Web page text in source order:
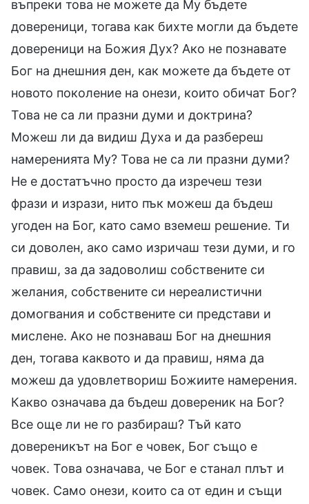
въпреки това не можете да Му бъдете
довереници, тогава как бихте могли да бъдете
довереници на Божия Дух? Ако не познавате
Бог на днешния ден, как можете да бъдете от
новото поколение на онези, които обичат Бог?
Това не са ли празни думи и доктрина?
Можеш ли да видиш Духа и да разбереш
намеренията Му? Това не са ли празни думи?
Не е достатъчно просто да изречеш тези
фрази и изрази, нито пък можеш да бъдеш
угоден на Бог, като само вземеш решение. Ти
си доволен, ако само изричаш тези думи, и го
правиш, за да задоволиш собствените си
желания, собствените си нереалистични
домогвания и собствените си представи и
мислене. Ако не познаваш Бог на днешния
ден, тогава каквото и да правиш, няма да
можеш да удовлетвориш Божиите намерения.
Какво означава да бъдеш довереник на Бог?
Все още ли не го разбираш? Тъй като
довереникът на Бог е човек, Бог също е
човек. Това означава, че Бог е станал плът и
човек. Само онези, които са от един и същи